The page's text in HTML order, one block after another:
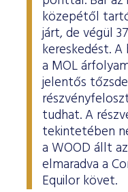
közepétől
járt, de végül
kereskedést.
a MOL
jelentős
tudhat. A
tekintetében
a WOOD állt
elmaradva a
Equilor követ.